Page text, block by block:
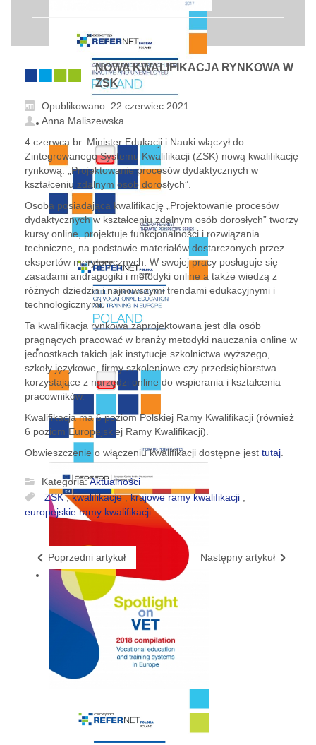
NOWA KWALIFIKACJA RYNKOWA W
ZSK
Opublikowano: 22 czerwiec 2021
Anna Maliszewska
4 czerwca br. Minister Edukacji i Nauki włączył do
Zintegrowanego Systemu Kwalifikacji (ZSK) nową kwalifikację
rynkową: „Projektowanie procesów dydaktycznych w
kształceniu zdalnym osób dorosłych”.
Osoba posiadająca kwalifikację „Projektowanie procesów
dydaktycznych w kształceniu zdalnym osób dorosłych” tworzy
kursy online, projektuje funkcjonalności i rozwiązania
techniczne, na podstawie materiałów dostarczonych przez
ekspertów merytorycznych. W swojej pracy posługuje się
zasadami andragogiki i metodyki online a także wiedzą z
różnych dziedzin i najnowszymi trendami edukacyjnymi i
technologicznymi.
Ta kwalifikacja rynkowa zaprojektowana jest dla osób
pragnących pracować w branży metodyki nauczania online w
jednostkach takich jak instytucje szkolnictwa wyższego,
szkoły językowe, firmy szkoleniowe czy przedsiębiorstwa
korzystające z narzędzi online do wspierania i kształcenia
pracowników.
Kwalifikacja ma 6 poziom Polskiej Ramy Kwalifikacji (również
6 poziom Europejskiej Ramy Kwalifikacji).
Obwieszczenie o włączeniu kwalifikacji dostępne jest tutaj.
Kategoria:Aktualności
ZSK,kwalifikacje,krajowe ramy kwalifikacji
europejskie ramy kwalifikacji
Poprzedni artykuł Następny artykuł